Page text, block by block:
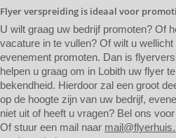
Flyer verspreiding is ideaal voor
U wilt graag uw bedrijf promoten? Of
vacature in te vullen? Of wilt u
evenement promoten. Dan is
helpen u graag om in Lobith uw flyer
bekendheid. Hierdoor zal een groot
op de hoogte zijn van uw bedrijf,
niet uit of heeft u vragen? Bel ons
Of stuur een mail naar